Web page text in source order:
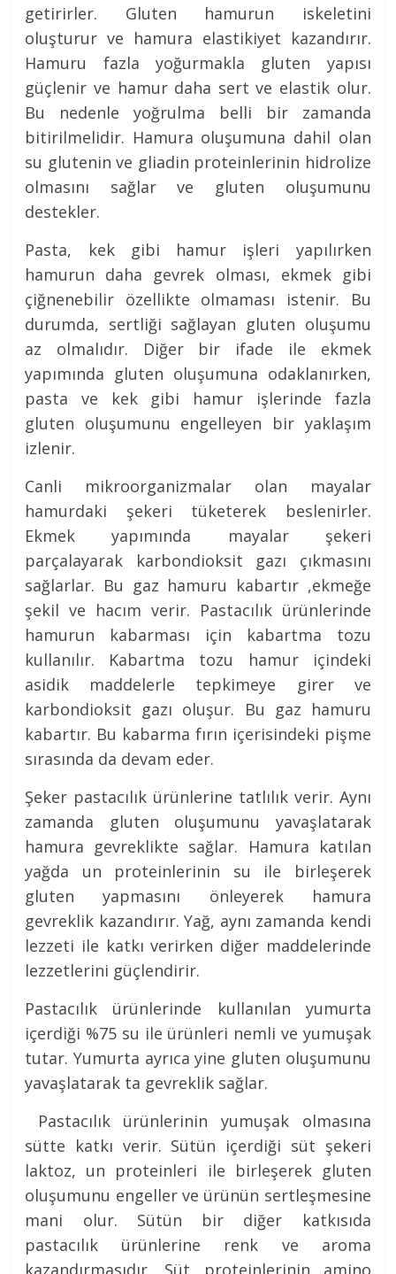
getirirler. Gluten hamurun iskeletini
oluşturur ve hamura elastikiyet kazandırır.
Hamuru fazla yoğurmakla gluten yapısı
güçlenir ve hamur daha sert ve elastik olur.
Bu nedenle yoğrulma belli bir zamanda
bitirilmelidir. Hamura oluşumuna dahil olan
su glutenin ve gliadin proteinlerinin hidrolize
olmasını sağlar ve gluten oluşumunu
destekler.
Pasta, kek gibi hamur işleri yapılırken
hamurun daha gevrek olması, ekmek gibi
çiğnenebilir özellikte olmaması istenir. Bu
durumda, sertliği sağlayan gluten oluşumu
az olmalıdır. Diğer bir ifade ile ekmek
yapımında gluten oluşumuna odaklanırken,
pasta ve kek gibi hamur işlerinde fazla
gluten oluşumunu engelleyen bir yaklaşım
izlenir.
Canli mikroorganizmalar olan mayalar
hamurdaki şekeri tüketerek beslenirler.
Ekmek yapımında mayalar şekeri
parçalayarak karbondioksit gazı çıkmasını
sağlarlar. Bu gaz hamuru kabartır ,ekmeğe
şekil ve hacım verir. Pastacılık ürünlerinde
hamurun kabarması için kabartma tozu
kullanılır. Kabartma tozu hamur içindeki
asidik maddelerle tepkimeye girer ve
karbondioksit gazı oluşur. Bu gaz hamuru
kabartır. Bu kabarma fırın içerisindeki pişme
sırasında da devam eder.
Şeker pastacılık ürünlerine tatlılık verir. Aynı
zamanda gluten oluşumunu yavaşlatarak
hamura gevreklikte sağlar. Hamura katılan
yağda un proteinlerinin su ile birleşerek
gluten yapmasını önleyerek hamura
gevreklik kazandırır. Yağ, aynı zamanda kendi
lezzeti ile katkı verirken diğer maddelerinde
lezzetlerini güçlendirir.
Pastacılık ürünlerinde kullanılan yumurta
içerdiği %75 su ile ürünleri nemli ve yumuşak
tutar. Yumurta ayrıca yine gluten oluşumunu
yavaşlatarak ta gevreklik sağlar.
Pastacılık ürünlerinin yumuşak olmasına
sütte katkı verir. Sütün içerdiği süt şekeri
laktoz, un proteinleri ile birleşerek gluten
oluşumunu engeller ve ürünün sertleşmesine
mani olur. Sütün bir diğer katkısıda
pastacılık ürünlerine renk ve aroma
kazandırmasıdır. Süt proteinlerinin amino